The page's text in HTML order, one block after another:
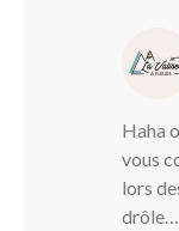
Haha
vous
lors
drôle…